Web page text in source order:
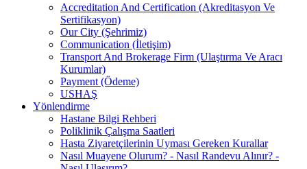
Accreditation And Certification (Akreditasyon Ve
Sertifikasyon)
Our City (Şehrimiz)
Communication (İletişim)
Transport And Brokerage Firm (Ulaştırma Ve Aracı
Kurumlar)
Payment (Ödeme)
USHAŞ
Yönlendirme
Hastane Bilgi Rehberi
Poliklinik Çalışma Saatleri
Hasta Ziyaretçilerinin Uyması Gereken Kurallar
Nasıl Muayene Olurum? - Nasıl Randevu Alınır? -